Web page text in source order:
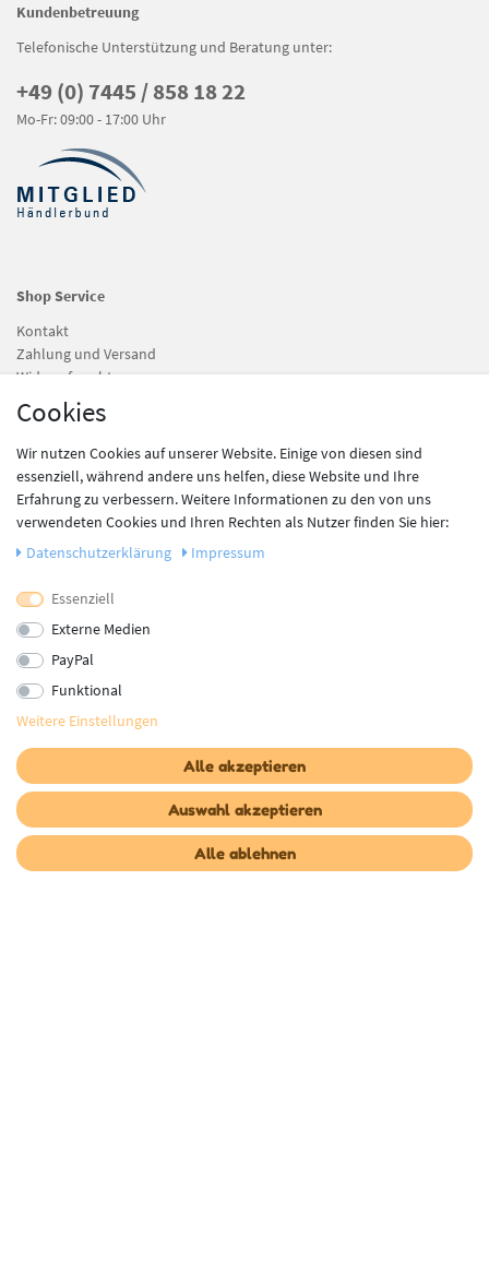
Kundenbetreuung
Telefonische Unterstützung und Beratung unter:
+49 (0) 7445 / 858 18 22
Mo-Fr: 09:00 - 17:00 Uhr
Shop Service
Kontakt
Zahlung und Versand
Widerrufsrecht
Batteriegesetz
Information
Newsletter
Datenschutz
AGB
Vertrag widerrufen
E-MAIL **
Newsletter
Widerrufsbelehrungund das Muster-Widerrufsformular
sowie dieDatenschutzerklärunghabe ich zur Kenntnis genommen.**
** Hierbei handelt es sich um ein Pflichtfeld.
Cookies
Wir nutzen Cookies auf unserer Website. Einige von diesen sind
essenziell, während andere uns helfen, diese Website und Ihre
Erfahrung zu verbessern. Weitere Informationen zu den von uns
verwendeten Cookies und Ihren Rechten als Nutzer finden Sie hier:
Daten­schutz­erklärung
Impressum
Essenziell
Externe Medien
PayPal
Funktional
Weitere Einstellungen
Alle akzeptieren
Auswahl akzeptieren
Alle ablehnen